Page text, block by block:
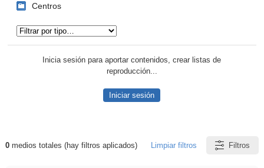
Centros
Inicia sesión para aportar contenidos, crear listas de
reproducción...
Iniciar sesión
Resultados de: Hisparob
0medios totales (hay filtros aplicados) Limpiar filtros Filtros